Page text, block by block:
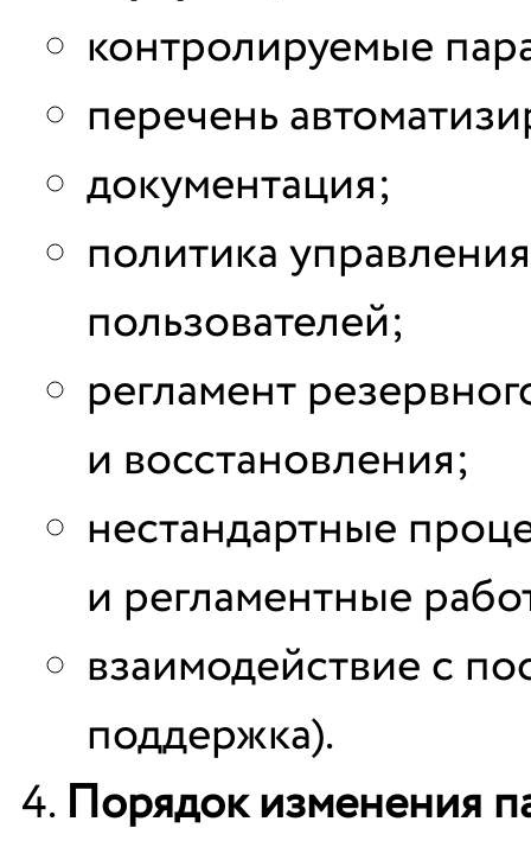
контролируемые
перечень
документация;
политика
пользователей;
регламент
и восстановления;
нестандартные
и регламентные
взаимодействие с
поддержка).
Порядок изменения